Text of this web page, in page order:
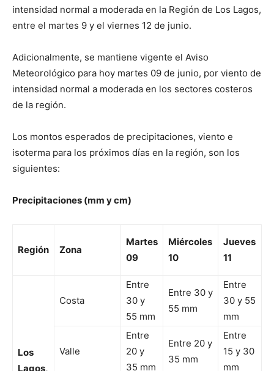
intensidad normal a moderada en la Región de Los Lagos,
entre el martes 9 y el viernes 12 de junio.
Adicionalmente, se mantiene vigente el Aviso
Meteorológico para hoy martes 09 de junio, por viento de
intensidad normal a moderada en los sectores costeros
de la región.
Los montos esperados de precipitaciones, viento e
isoterma para los próximos días en la región, son los
siguientes:
Precipitaciones (mm y cm)
Región Zona
Martes
09
Miércoles
10
Jueves
11
Los
Lagos,
Costa
Entre
30 y
55 mm
Entre 30 y
55 mm
Entre
30 y 55
mm
Valle
Entre
20 y
35 mm
Entre 20 y
35 mm
Entre
15 y 30
mm